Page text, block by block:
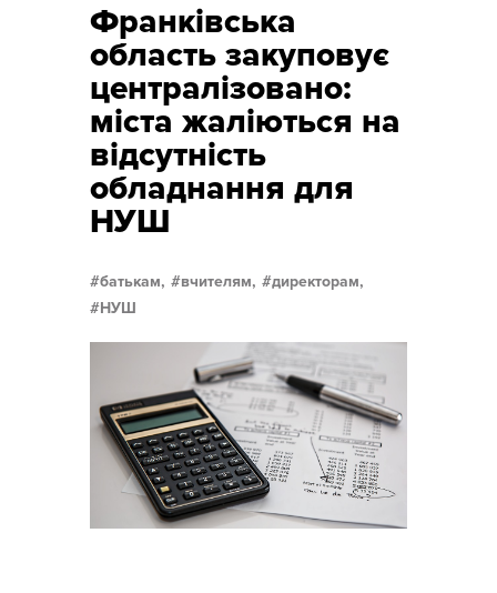
Франківська
область закуповує
централізовано:
міста жаліються на
відсутність
обладнання для
НУШ
батькам, вчителям,
директорам,
НУШ